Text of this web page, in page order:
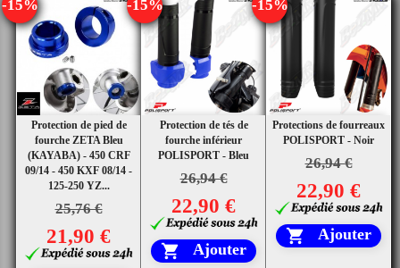
Protection de pied de
fourche ZETA Bleu
(KAYABA) - 450 CRF
09/14 - 450 KXF 08/14 -
125-250 YZ...
25,76 €
-15%
21,90 €
Protection de tés de
fourche inférieur
POLISPORT - Bleu
26,94 €
-15%
22,90 €
 Ajouter
Protections de fourreaux
POLISPORT - Noir
26,94 €
-15%
22,90 €
 Ajouter